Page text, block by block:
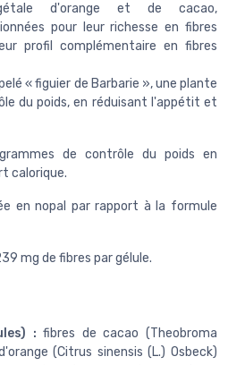
d'orange et de cacao,
pour leur richesse en fibres
profil complémentaire en fibres
« figuier de Barbarie », une plante
du poids, en réduisant l'appétit et
de contrôle du poids en
calorique.
en nopal par rapport à la formule
mg de fibres par gélule.
: fibres de cacao (Theobroma
(Citrus sinensis (L.) Osbeck)